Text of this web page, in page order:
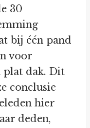
30
bij één pand
voor
plat dak. Dit
conclusie
hier
deden,